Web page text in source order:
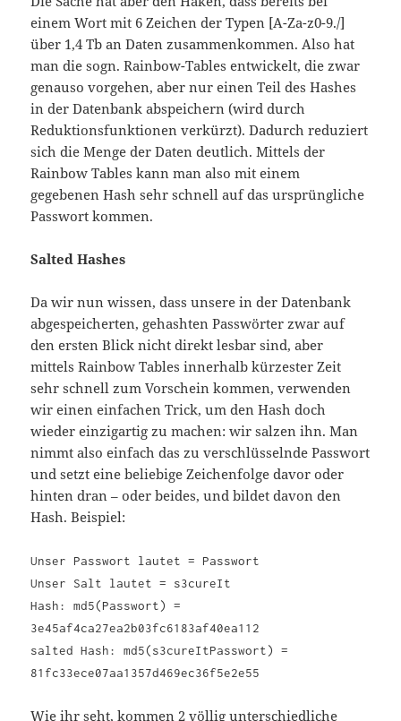
einem Wort mit 6 Zeichen der Typen [A-Za-z0-9./]
über 1,4 Tb an Daten zusammenkommen. Also hat
man die sogn. Rainbow-Tables entwickelt, die zwar
genauso vorgehen, aber nur einen Teil des Hashes
in der Datenbank abspeichern (wird durch
Reduktionsfunktionen verkürzt). Dadurch reduziert
sich die Menge der Daten deutlich. Mittels der
Rainbow Tables kann man also mit einem
gegebenen Hash sehr schnell auf das ursprüngliche
Passwort kommen.
Salted Hashes
Da wir nun wissen, dass unsere in der Datenbank
abgespeicherten, gehashten Passwörter zwar auf
den ersten Blick nicht direkt lesbar sind, aber
mittels Rainbow Tables innerhalb kürzester Zeit
sehr schnell zum Vorschein kommen, verwenden
wir einen einfachen Trick, um den Hash doch
wieder einzigartig zu machen: wir salzen ihn. Man
nimmt also einfach das zu verschlüsselnde Passwort
und setzt eine beliebige Zeichenfolge davor oder
hinten dran – oder beides, und bildet davon den
Hash. Beispiel:
Unser Passwort lautet = Passwort
Unser Salt lautet = s3cureIt
Hash: md5(Passwort) =
3e45af4ca27ea2b03fc6183af40ea112
salted Hash: md5(s3cureItPasswort) =
81fc33ece07aa1357d469ec36f5e2e55
Wie ihr seht, kommen 2 völlig unterschiedliche